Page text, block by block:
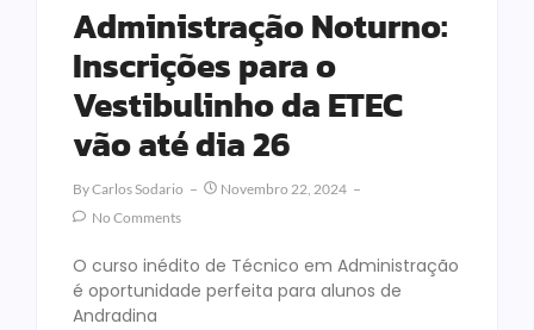
Administração Noturno:
Inscrições para o
Vestibulinho da ETEC
vão até dia 26
ByCarlos Sodario
Novembro 22, 2024
No Comments
O curso inédito de Técnico em Administração
é oportunidade perfeita para alunos de
Andradina